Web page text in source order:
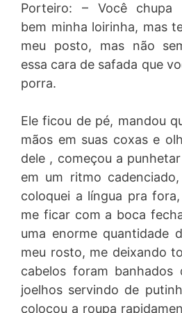
Porteiro: – Você chupa
bem minha loirinha, mas
meu posto, mas não
essa cara de safada que
porra.
Ele ficou de pé, mandou
mãos em suas coxas e
dele , começou a
em um ritmo
coloquei a língua pra
me ficar com a boca
uma enorme quantidade
meu rosto, me deixando
cabelos foram
joelhos servindo de
colocou a roupa